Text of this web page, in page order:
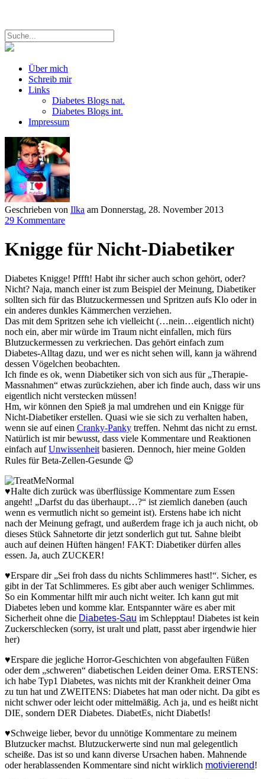
Über mich
Schreib mir
Links
Diabetes Blogs nat.
Diabetes Blogs int.
Impressum
Geschrieben von Ilka am Donnerstag, 28. November 2013
29 Kommentare
Knigge für Nicht-Diabetiker
Diabetes Knigge! Pffft! Habt ihr sicher auch schon gehört, oder?
Nicht? Naja, manch einer ist zum Beispiel der Meinung, Diabetiker
sollten sich für das Blutzuckermessen und Spritzen aufs Klo oder in
ein anderes dunkles Kämmerchen verziehen.
Das mit dem Spritzen sehe ich vielleicht (…nein…eigentlich nicht)
noch ein, aber mir würde im Traum nicht einfallen, mich fürs
Blutzuckermessen zu verkriechen. Das gehört einfach zum
Diabetes-Alltag dazu, und wer es nicht sehen will, kann ja während
dessen Vögelchen beobachten.
Ich finde es ok, wenn Diabetiker sich von sich aus für „Therapie-
Massnahmen“ etwas zurückziehen, aber ich finde auch, dass wir uns
eigentlich nicht verstecken müssen!
Hm, wir können den Spieß ja mal umdrehen und ein Knigge für
Nicht-Diabetiker erstellen. Quasi wie sie sich zu verhalten haben,
wenn sie auf einen Cranky-Panky treffen. Nehmt das nicht zu ernst.
Natürlich ist mir bewusst, dass viele Kommentare und Reaktionen
einfach aufUnwissenheit basieren. Dennoch, hier meine Golden
Rules für Beta-Zellen-Gesunde 😉
♥Halte dich zurück was überflüssige Kommentare zum Essen
angeht! „Darfst du das überhaupt…?“ ist ziemlich daneben (auch
wenn es vermutlich nicht so gemeint ist). Erstens habe ich nicht
nach der Meinung gefragt, und außerdem frage ich ja auch nicht, ob
dieses Stück Sahnetorte dir jetzt sonderlich gut tut. Sahne bleibt
auch auf deinen Hüften hängen! FAKT: Diabetiker dürfen alles
essen. Ja, auch ZUCKER!
♥Erspare dir „Sei froh dass du nichts Schlimmeres hast!“. Sicher, es
gibt in der Tat Schlimmeres. Es gibt aber auch weniger Schlimmes.
So ein Kommentar hilft mir auch nicht weiter. Ich kann gut mit
Diabetes leben und komme klar. Entspannter wäre es aber mit
Sicherheit ohne die Diabetes-Sau im Schlepptau! Diabetes ist kein
Zuckerschlecken (sorry, ist uralt und platt, passt aber irgendwie hier
her)
♥Erspare die jegliche Horror-Geschichten von abgefaulten Füßen
oder dem „schweren“ diabetischen Leiden deiner Oma. ERSTENS:
ich habe Typ1 Diabetes, was nichts mit der Krankheit deiner Oma
zu tun hat und ZWEITENS: Diabetes hat man oder nicht. Da gibt es
nicht schwer oder leicht oder mittelmäßig. Ach ja, und es heißt nicht
DIE, sondern DER Diabetes. DiabetEs, nicht DiabetIs!
♥Schweige lieber, bevor du unnötige Kommentare zu meinem
Blutzucker machst. Blutzuckerwerte sind nun mal gelegentlich
scheiße. Das ist so und kann diverse Ursachen haben. Mahnende
oder herablassenden Kommentare sind nicht wirklich motivierend!